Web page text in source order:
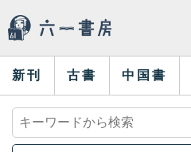
新刊 古書 中国書